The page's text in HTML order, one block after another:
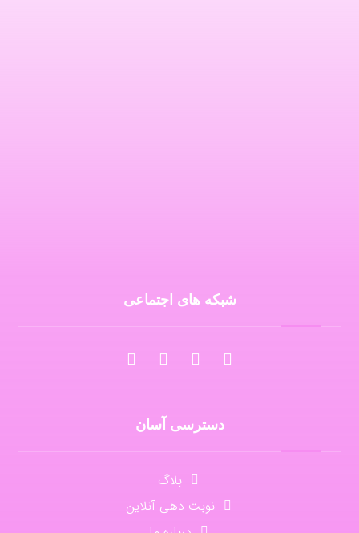
شبکه های اجتماعی
دسترسی آسان
بلاگ
نوبت دهی آنلاین